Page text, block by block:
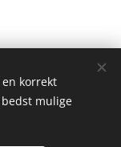
korrekt
mulige